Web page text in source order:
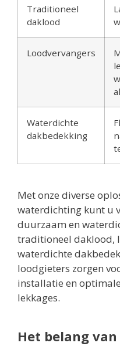
Traditioneel
daklood
Loodvervangers
Waterdichte
dakbedekking
Met onze diverse
waterdichting kunt u
duurzaam en
traditioneel daklood,
waterdichte
loodgieters zorgen
installatie en
lekkages.
Het belang